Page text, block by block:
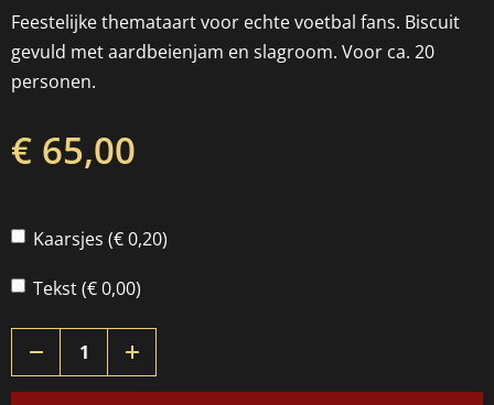
Feestelijke themataart voor echte voetbal fans. Biscuit
gevuld met aardbeienjam en slagroom. Voor ca. 20
personen.
€ 65,00
Kaarsjes (€ 0,20)
Tekst (€ 0,00)